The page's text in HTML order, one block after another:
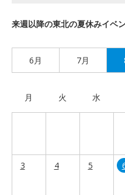
来週以降の東北の夏休みイベ
6月 7月
月 火 水
3 4 5